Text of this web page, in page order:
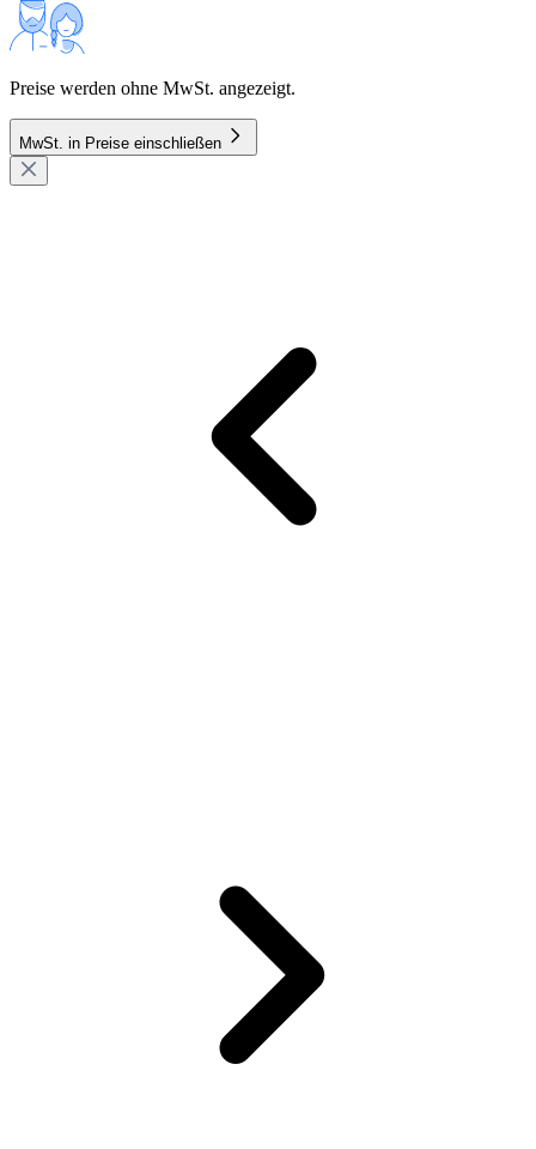
Preise werden ohne MwSt. angezeigt.
MwSt. in Preise einschließen